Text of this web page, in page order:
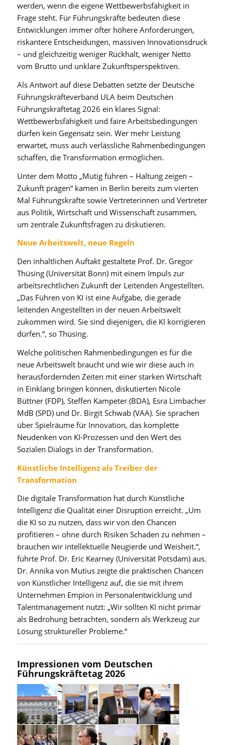
werden, wenn die eigene Wettbewerbsfähigkeit in
Frage steht. Für Führungskräfte bedeuten diese
Entwicklungen immer öfter höhere Anforderungen,
riskantere Entscheidungen, massiven Innovationsdruck
– und gleichzeitig weniger Rückhalt, weniger Netto
vom Brutto und unklare Zukunftsperspektiven.
Als Antwort auf diese Debatten setzte der Deutsche
Führungskräfteverband ULA beim Deutschen
Führungskräftetag 2026 ein klares Signal:
Wettbewerbsfähigkeit und faire Arbeitsbedingungen
dürfen kein Gegensatz sein. Wer mehr Leistung
erwartet, muss auch verlässliche Rahmenbedingungen
schaffen, die Transformation ermöglichen.
Unter dem Motto „Mutig führen – Haltung zeigen –
Zukunft prägen“ kamen in Berlin bereits zum vierten
Mal Führungskräfte sowie Vertreterinnen und Vertreter
aus Politik, Wirtschaft und Wissenschaft zusammen,
um zentrale Zukunftsfragen zu diskutieren.
Neue Arbeitswelt, neue Regeln
Den inhaltlichen Auftakt gestaltete Prof. Dr. Gregor
Thüsing (Universität Bonn) mit einem Impuls zur
arbeitsrechtlichen Zukunft der Leitenden Angestellten.
„Das Führen von KI ist eine Aufgabe, die gerade
leitenden Angestellten in der neuen Arbeitswelt
zukommen wird. Sie sind diejenigen, die KI korrigieren
dürfen.“, so Thüsing.
Welche politischen Rahmenbedingungen es für die
neue Arbeitswelt braucht und wie wir diese auch in
herausfordernden Zeiten mit einer starken Wirtschaft
in Einklang bringen können, diskutierten Nicole
Büttner (FDP), Steffen Kampeter (BDA), Esra Limbacher
MdB (SPD) und Dr. Birgit Schwab (VAA). Sie sprachen
über Spielräume für Innovation, das komplette
Neudenken von KI-Prozessen und den Wert des
Sozialen Dialogs in der Transformation.
Künstliche Intelligenz als Treiber der
Transformation
Die digitale Transformation hat durch Künstliche
Intelligenz die Qualität einer Disruption erreicht. „Um
die KI so zu nutzen, dass wir von den Chancen
profitieren – ohne durch Risiken Schaden zu nehmen –
brauchen wir intellektuelle Neugierde und Weisheit.“,
führte Prof. Dr. Eric Kearney (Universität Potsdam) aus.
Dr. Annika von Mutius zeigte die praktischen Chancen
von Künstlicher Intelligenz auf, die sie mit ihrem
Unternehmen Empion in Personalentwicklung und
Talentmanagement nutzt: „Wir sollten KI nicht primär
als Bedrohung betrachten, sondern als Werkzeug zur
Lösung struktureller Probleme.“
Impressionen vom Deutschen
Führungskräftetag 2026